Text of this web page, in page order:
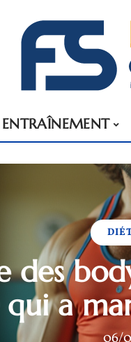
ENTRAÎNEMENT
des
qui a